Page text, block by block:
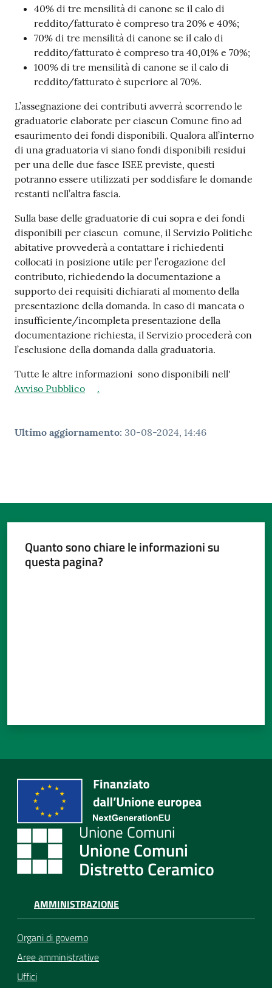
40% di tre mensilità di canone se il calo di
reddito/fatturato è compreso tra 20% e 40%;
70% di tre mensilità di canone se il calo di
reddito/fatturato è compreso tra 40,01% e 70%;
100% di tre mensilità di canone se il calo di
reddito/fatturato è superiore al 70%.
L’assegnazione dei contributi avverrà scorrendo le
graduatorie elaborate per ciascun Comune fino ad
esaurimento dei fondi disponibili. Qualora all’interno
di una graduatoria vi siano fondi disponibili residui
per una delle due fasce ISEE previste, questi
potranno essere utilizzati per soddisfare le domande
restanti nell’altra fascia.
Sulla base delle graduatorie di cui sopra e dei fondi
disponibili per ciascun comune, il Servizio Politiche
abitative provvederà a contattare i richiedenti
collocati in posizione utile per l’erogazione del
contributo, richiedendo la documentazione a
supporto dei requisiti dichiarati al momento della
presentazione della domanda. In caso di mancata o
insufficiente/incompleta presentazione della
documentazione richiesta, il Servizio procederà con
l’esclusione della domanda dalla graduatoria.
Tutte le altre informazioni sono disponibili nell'
Avviso Pubblico
.
Ultimo aggiornamento: 30-08-2024, 14:46
Quanto sono chiare le informazioni su
questa pagina?
Unione Comuni
Distretto Ceramico
AMMINISTRAZIONE
Organi di governo
Aree amministrative
Uffici